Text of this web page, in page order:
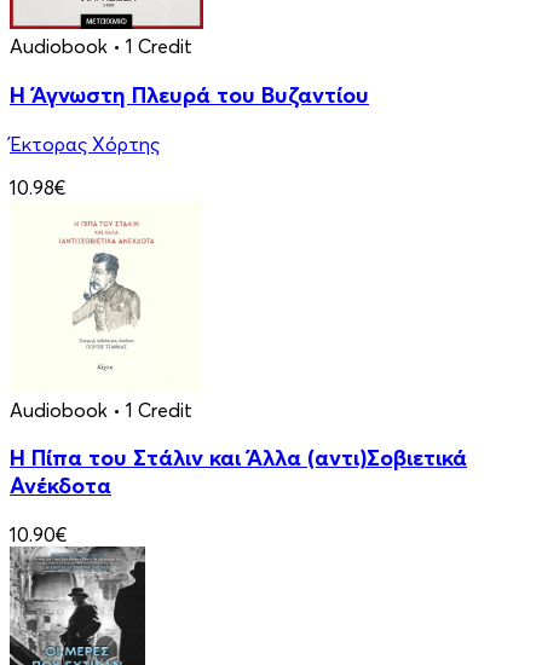
Audiobook • 1 Credit
Η Άγνωστη Πλευρά του Βυζαντίου
Έκτορας Χόρτης
10.98€
Audiobook • 1 Credit
Η Πίπα του Στάλιν και Άλλα (αντι)Σοβιετικά
Ανέκδοτα
10.90€